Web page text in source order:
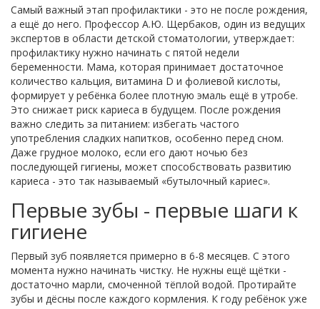
Самый важный этап профилактики - это не после рождения,
а ещё до него. Профессор А.Ю. Щербаков, один из ведущих
экспертов в области детской стоматологии, утверждает:
профилактику нужно начинать с пятой недели
беременности. Мама, которая принимает достаточное
количество кальция, витамина D и фолиевой кислоты,
формирует у ребёнка более плотную эмаль ещё в утробе.
Это снижает риск кариеса в будущем. После рождения
важно следить за питанием: избегать частого
употребления сладких напитков, особенно перед сном.
Даже грудное молоко, если его дают ночью без
последующей гигиены, может способствовать развитию
кариеса - это так называемый «бутылочный кариес».
Первые зубы - первые шаги к
гигиене
Первый зуб появляется примерно в 6-8 месяцев. С этого
момента нужно начинать чистку. Не нужны ещё щётки -
достаточно марли, смоченной тёплой водой. Протирайте
зубы и дёсны после каждого кормления. К году ребёнок уже